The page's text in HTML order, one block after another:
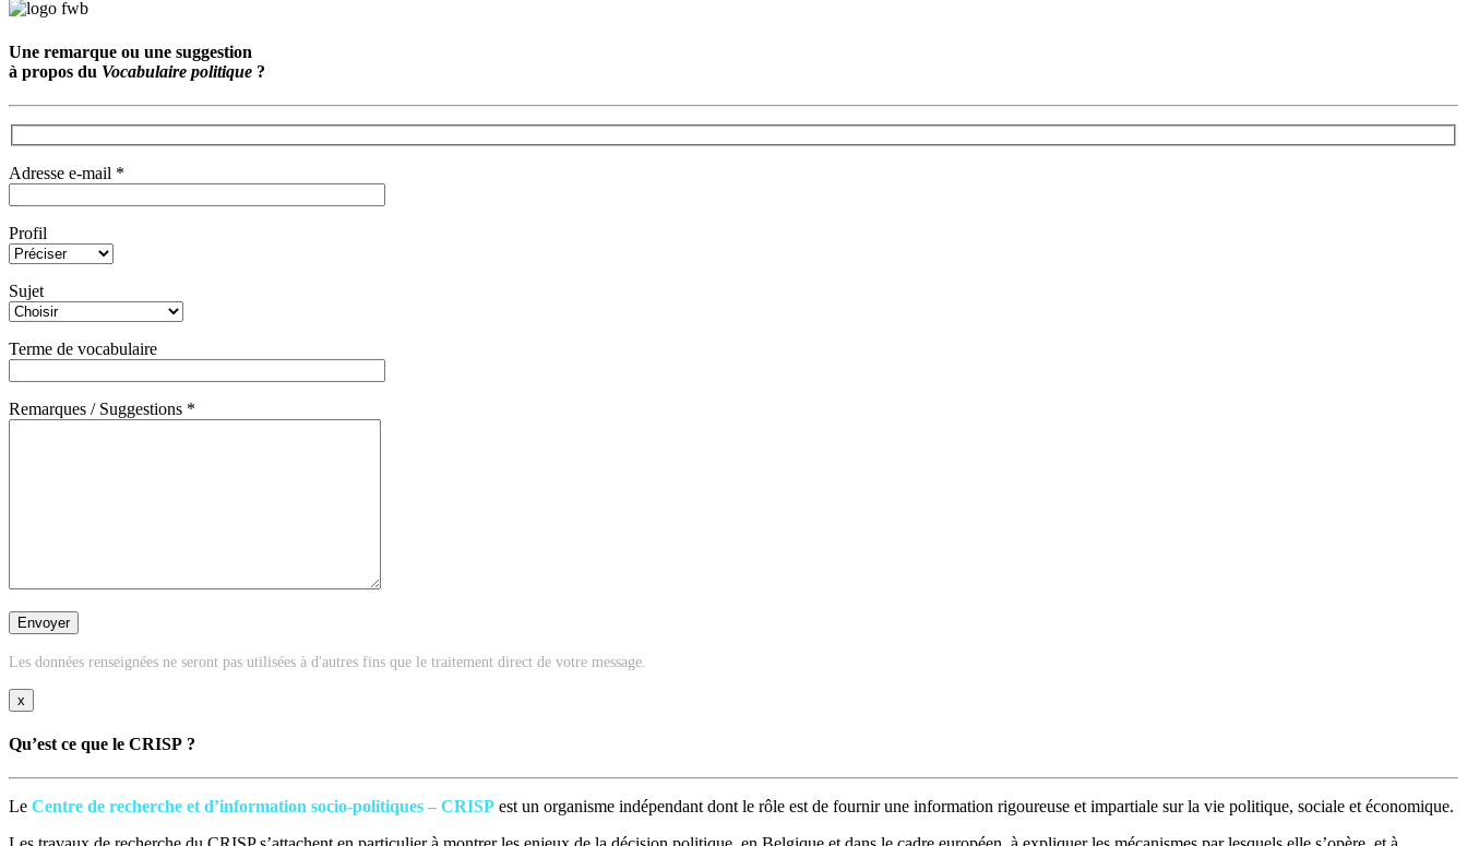
Une remarque ou une suggestion
à propos du Vocabulaire politique ?
Adresse e-mail *
Profil
Sujet
Terme de vocabulaire
Remarques / Suggestions *
Les données renseignées ne seront pas utilisées à d'autres fins que le traitement direct de votre message.
x
Qu’est ce que le CRISP ?
Le Centre de recherche et d’information socio-politiques – CRISP est un organisme indépendant dont le rôle est de fournir une information rigoureuse et impartiale sur la vie politique, sociale et économique.